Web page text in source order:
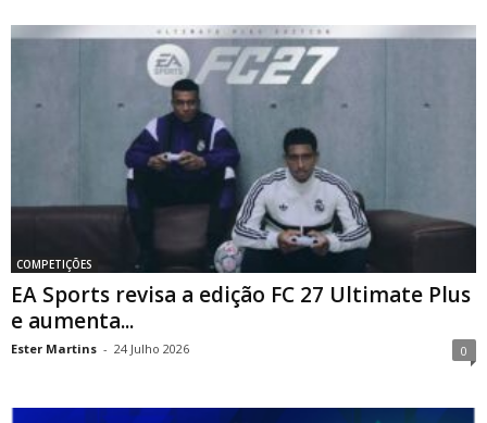
COMPETIÇÕES
EA Sports revisa a edição FC 27 Ultimate Plus
e aumenta...
Ester Martins - 24 Julho 2026 0